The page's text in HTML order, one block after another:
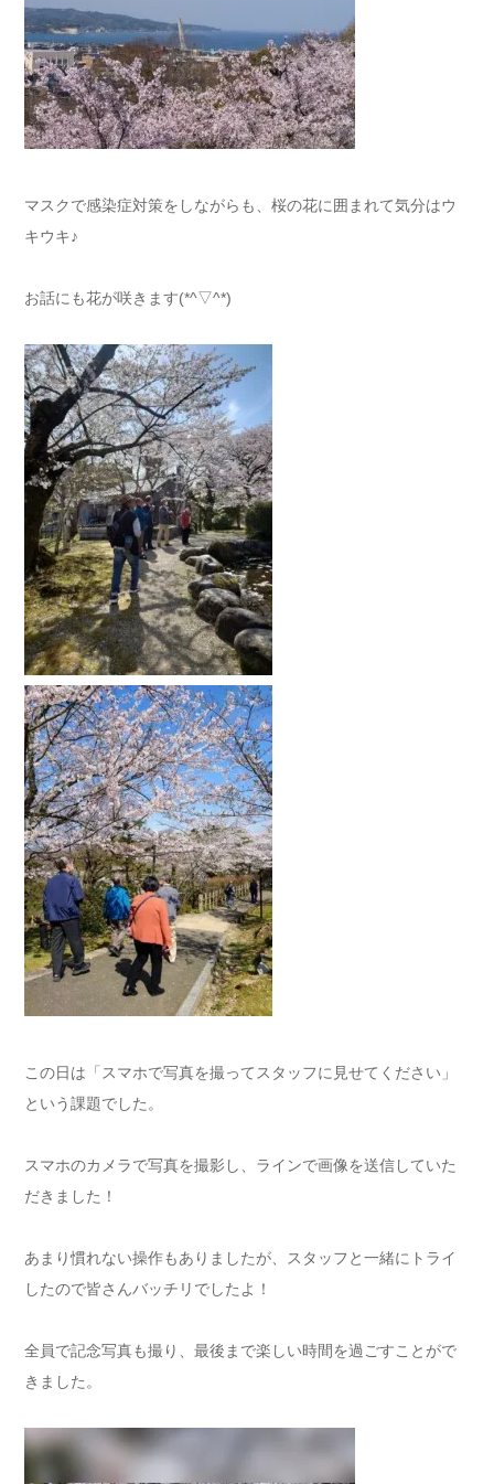
マスクで感染症対策をしながらも、桜の花に囲まれて気分はウ
キウキ♪
お話にも花が咲きます(*^▽^*)
この日は「スマホで写真を撮ってスタッフに見せてください」
という課題でした。
スマホのカメラで写真を撮影し、ラインで画像を送信していた
だきました！
あまり慣れない操作もありましたが、スタッフと一緒にトライ
したので皆さんバッチリでしたよ！
全員で記念写真も撮り、最後まで楽しい時間を過ごすことがで
きました。